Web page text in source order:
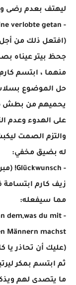
ليهتف بعدم رضى
- Ich habe das für seine verlobte getan.
(افتعل ذلك من
جحظ بيتر عيناه
منهما ، ابتسم
حل الموضوع
يحميهم من بطش
على الهدوء وعدم
والتزم الصمت
له بضيق مخفي:
- Glückwunsch! (مبروك) ..
زيف كارم ابتسامة
مما سيفعله:
dem,was du mit
Männern machst .
(عليك أن تحاذر يا
ثم ابتسم بمكر
ما يتصدى لهم